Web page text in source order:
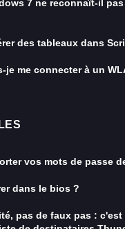
7 ne reconnaît-il
des tableaux dans
je me connecter à un
vos mots de passe
dans le bios ?
pas de faux pas :